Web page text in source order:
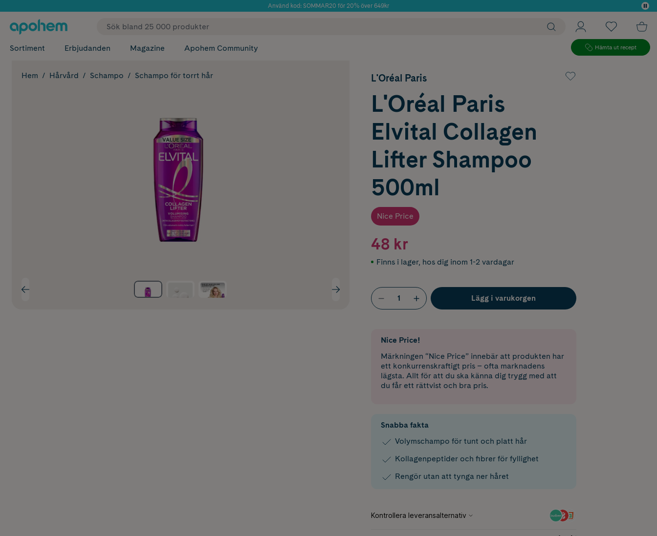
Använd kod: SOMMAR20 för 20% över 649kr
✓ Fri frakt
Sortiment Erbjudanden Magazine Apohem Community Hämta ut recept
Hem Hårvård Schampo Schampo för torrt hår L'Oréal Paris
L'Oréal Paris
Elvital Collagen
Lifter Shampoo
500ml
Nice Price
48 kr
Finns i lager, hos dig inom 1-2 vardagar
Lägg i varukorgen
Nice Price!
Märkningen “Nice Price” innebär att produkten har
ett konkurrenskraftigt pris – ofta marknadens
lägsta. Allt för att du ska känna dig trygg med att
du får ett rättvist och bra pris.
Snabba fakta
Volymschampo för tunt och platt hår
Kollagenpeptider och fibrer för fyllighet
Rengör utan att tynga ner håret